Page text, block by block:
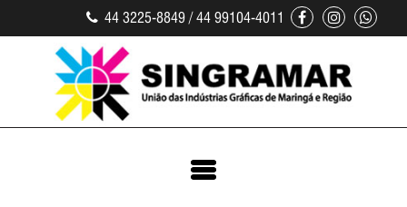
44 3225-8849 / 44 99104-4011